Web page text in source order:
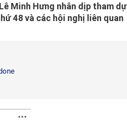
Minh Hưng nhân dịp tham dự
48 và các hội nghị liên quan